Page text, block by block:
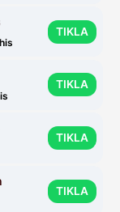
TIKLA
TIKLA
TIKLA
TIKLA